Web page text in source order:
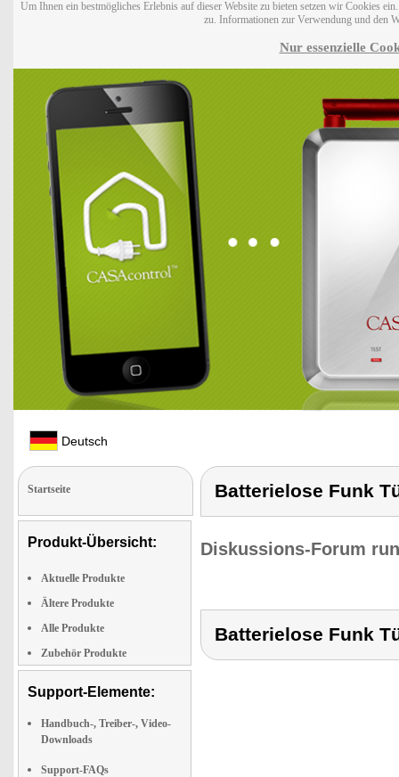
Um Ihnen ein bestmögliches Erlebnis auf dieser Website zu bieten setzen wir Cookies
zu. Informationen zur Verwendung und den
Nur essenzielle
Deutsch
Startseite
Produkt-Übersicht:
Aktuelle Produkte
Ältere Produkte
Alle Produkte
Zubehör Produkte
Support-Elemente:
Handbuch-, Treiber-, Video-
Downloads
Support-FAQs
Batterielose Funk
Diskussions-Forum
Batterielose Funk